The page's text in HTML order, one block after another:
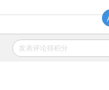
财新移动
发表评论得积分